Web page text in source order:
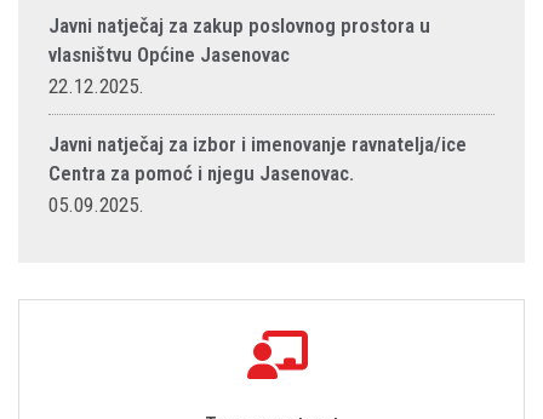
Javni natječaj za zakup poslovnog prostora u
vlasništvu Općine Jasenovac
22.12.2025.
Javni natječaj za izbor i imenovanje ravnatelja/ice
Centra za pomoć i njegu Jasenovac.
05.09.2025.